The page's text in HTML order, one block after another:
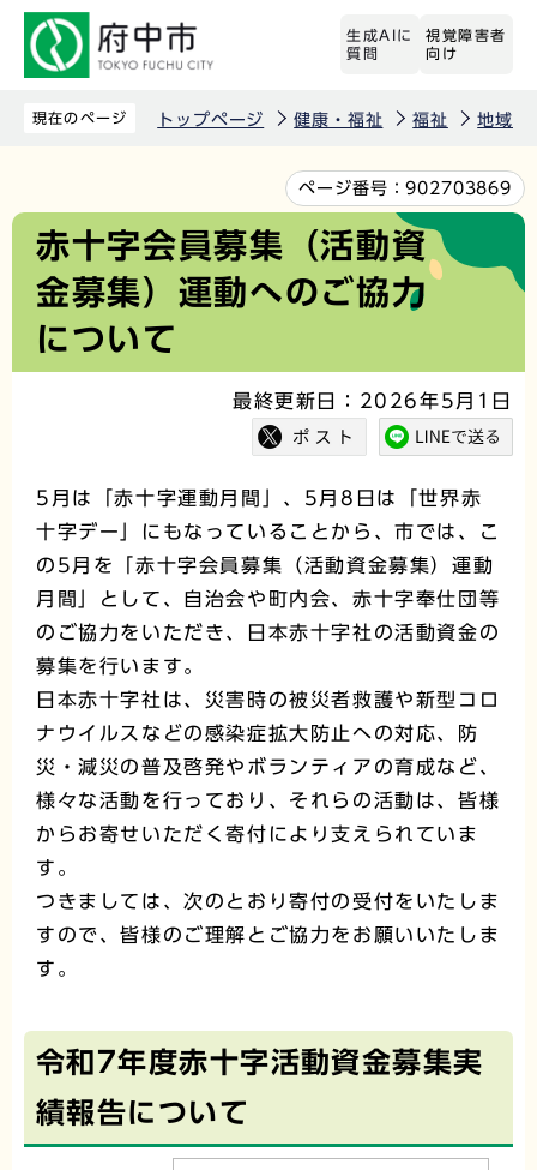
先
生成AIに
質問
視覚障害者
向け
現在のページ トップページ 健康・福祉 福祉 地域福
文
ページ番号：902703869
赤十字会員募集（活動資
金募集）運動へのご協力
について
最終更新日：2026年5月1日
5月は「赤十字運動月間」、5月8日は「世界赤
十字デー」にもなっていることから、市では、こ
の5月を「赤十字会員募集（活動資金募集）運動
月間」として、自治会や町内会、赤十字奉仕団等
のご協力をいただき、日本赤十字社の活動資金の
募集を行います。
日本赤十字社は、災害時の被災者救護や新型コロ
ナウイルスなどの感染症拡大防止への対応、防
災・減災の普及啓発やボランティアの育成など、
様々な活動を行っており、それらの活動は、皆様
からお寄せいただく寄付により支えられていま
す。
つきましては、次のとおり寄付の受付をいたしま
すので、皆様のご理解とご協力をお願いいたしま
す。
令和7年度赤十字活動資金募集実
績報告について